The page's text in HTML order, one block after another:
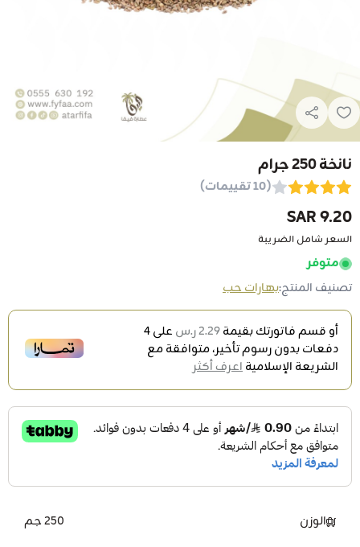
نانخة 250 جرام
(10 تقييمات)
9.20 SAR
السعر شامل الضريبة
متوفر
تصنيف المنتج:بهارات حب
أو قسم فاتورتك بقيمة2.29 ر.س على4
دفعات بدون رسوم تأخير، متوافقة مع
الشريعة الإسلاميةاعرف أكثر
الوزن 250 جم